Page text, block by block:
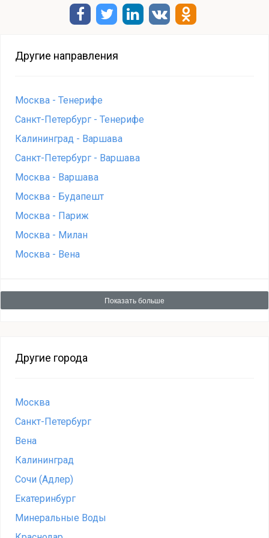
Другие направления
Москва - Тенерифе
Санкт-Петербург - Тенерифе
Калининград - Варшава
Санкт-Петербург - Варшава
Москва - Варшава
Москва - Будапешт
Москва - Париж
Москва - Милан
Москва - Вена
Показать больше
Другие города
Москва
Санкт-Петербург
Вена
Калининград
Сочи (Адлер)
Екатеринбург
Минеральные Воды